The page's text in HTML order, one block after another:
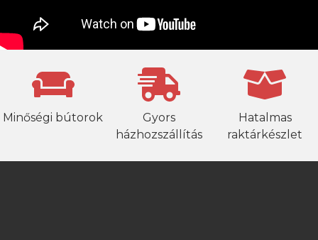
Minőségi bútorok
Gyors
házhozszállítás
Hatalmas
raktárkészlet